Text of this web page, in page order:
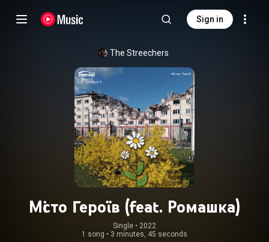
Sign in
The Streechers
Місто Героїв (feat. Ромашка)
Single • 2022
1 song • 3 minutes, 45 seconds